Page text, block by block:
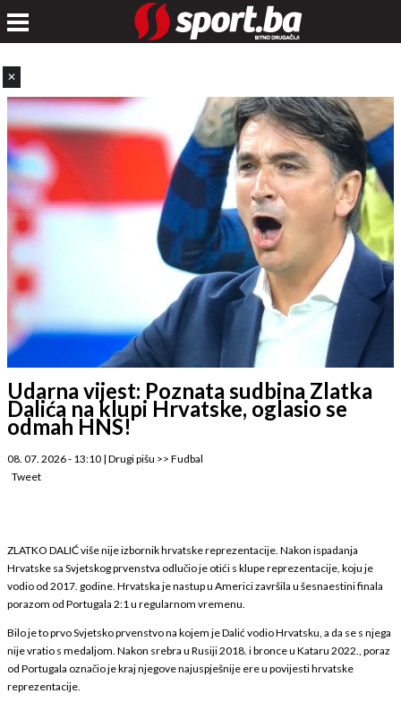
✕
Udarna vijest: Poznata sudbina Zlatka
Dalića na klupi Hrvatske, oglasio se
odmah HNS!
08. 07. 2026 - 13:10 | Drugi pišu >> Fudbal
Tweet
ZLATKO DALIĆ više nije izbornik hrvatske reprezentacije. Nakon ispadanja
Hrvatske sa Svjetskog prvenstva odlučio je otići s klupe reprezentacije, koju je
vodio od 2017. godine. Hrvatska je nastup u Americi završila u šesnaestini finala
porazom od Portugala 2:1 u regularnom vremenu.
Bilo je to prvo Svjetsko prvenstvo na kojem je Dalić vodio Hrvatsku, a da se s njega
nije vratio s medaljom. Nakon srebra u Rusiji 2018. i bronce u Kataru 2022., poraz
od Portugala označio je kraj njegove najuspješnije ere u povijesti hrvatske
reprezentacije.